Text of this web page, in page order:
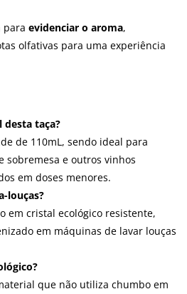
para evidenciar o aroma,
olfativas para uma experiência
desta taça?
de 110mL, sendo ideal para
sobremesa e outros vinhos
em doses menores.
louças?
em cristal ecológico resistente,
em máquinas de lavar louças
que não utiliza chumbo em